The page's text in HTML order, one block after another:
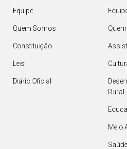
Equipe
Quem Somos
Constituição
Leis
Diário Oficial
Rural
Meio
Saúde